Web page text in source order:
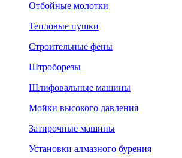
Отбойные молотки
Тепловые пушки
Строительные фены
Штроборезы
Шлифовальные машины
Мойки высокого давления
Затирочные машины
Установки алмазного бурения